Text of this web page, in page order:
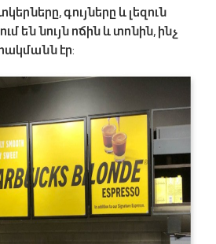
գույները և լեզուն
նույն ոճին և տոնին, ինչ
էր: